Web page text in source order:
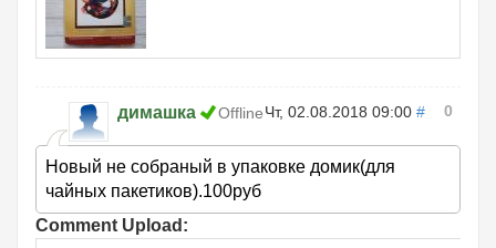
димашка Offline Чт, 02.08.2018 09:00 # 0
Новый не собраный в упаковке домик(для
чайных пакетиков).100руб
Comment Upload: